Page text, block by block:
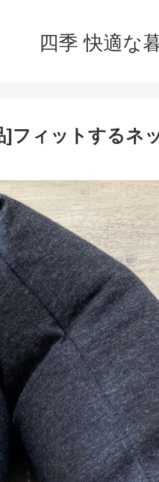
四季 快適な
]フィットするネ